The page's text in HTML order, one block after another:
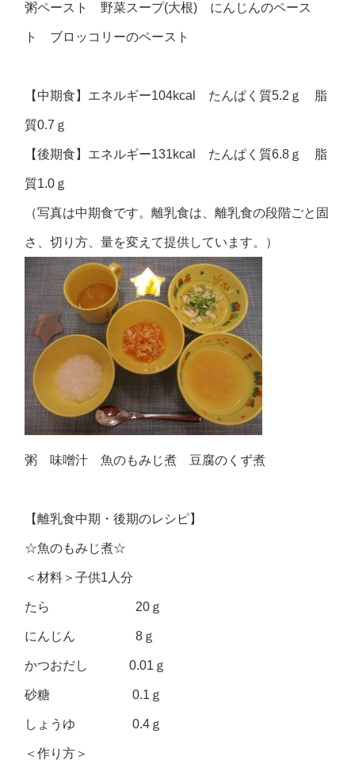
粥ペースト 野菜スープ(大根) にんじんのペース
ト ブロッコリーのペースト
【中期食】エネルギー104kcal たんぱく質5.2ｇ 脂
質0.7ｇ
【後期食】エネルギー131kcal たんぱく質6.8ｇ 脂
質1.0ｇ
（写真は中期食です。離乳食は、離乳食の段階ごと固
さ、切り方、量を変えて提供しています。）
粥 味噌汁 魚のもみじ煮 豆腐のくず煮
【離乳食中期・後期のレシピ】
☆魚のもみじ煮☆
＜材料＞子供1人分
たら 20ｇ
にんじん 8ｇ
かつおだし 0.01ｇ
砂糖 0.1ｇ
しょうゆ 0.4ｇ
＜作り方＞